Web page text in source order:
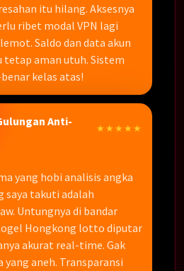
itu hilang. Aksesnya
ribet modal VPN lagi
Saldo dan data akun
tetap aman utuh. Sistem
kelas atas!
Anti-
★★★★★
yang hobi analisis angka
saya takuti adalah
Untungnya di bandar
Hongkong lotto diputar
akurat real-time. Gak
yang aneh. Transparansi